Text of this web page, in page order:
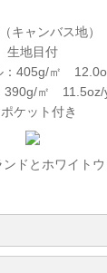
キャンバス地）
生地目付
：405g/㎡
390g/㎡ 11.5oz/
ケット付き
ドとホワイト